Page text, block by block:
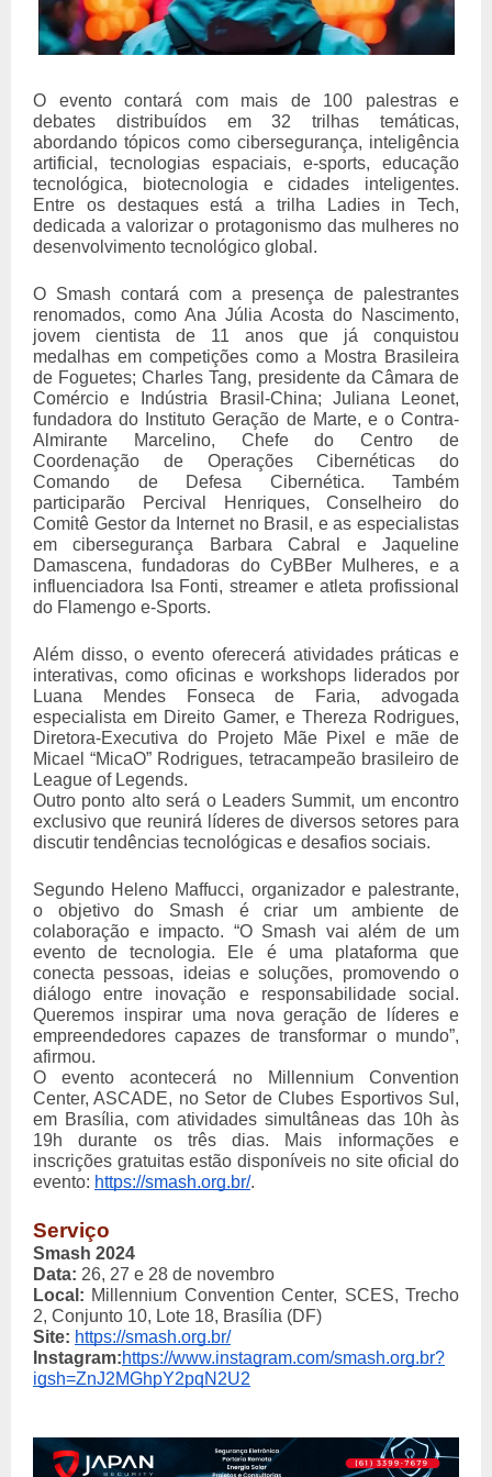
O evento contará com mais de 100 palestras e
debates distribuídos em 32 trilhas temáticas,
abordando tópicos como cibersegurança, inteligência
artificial, tecnologias espaciais, e-sports, educação
tecnológica, biotecnologia e cidades inteligentes.
Entre os destaques está a trilha Ladies in Tech,
dedicada a valorizar o protagonismo das mulheres no
desenvolvimento tecnológico global.
O Smash contará com a presença de palestrantes
renomados, como Ana Júlia Acosta do Nascimento,
jovem cientista de 11 anos que já conquistou
medalhas em competições como a Mostra Brasileira
de Foguetes; Charles Tang, presidente da Câmara de
Comércio e Indústria Brasil-China; Juliana Leonet,
fundadora do Instituto Geração de Marte, e o Contra-
Almirante Marcelino, Chefe do Centro de
Coordenação de Operações Cibernéticas do
Comando de Defesa Cibernética. Também
participarão Percival Henriques, Conselheiro do
Comitê Gestor da Internet no Brasil, e as especialistas
em cibersegurança Barbara Cabral e Jaqueline
Damascena, fundadoras do CyBBer Mulheres, e a
influenciadora Isa Fonti, streamer e atleta profissional
do Flamengo e-Sports.
Além disso, o evento oferecerá atividades práticas e
interativas, como oficinas e workshops liderados por
Luana Mendes Fonseca de Faria, advogada
especialista em Direito Gamer, e Thereza Rodrigues,
Diretora-Executiva do Projeto Mãe Pixel e mãe de
Micael “MicaO” Rodrigues, tetracampeão brasileiro de
League of Legends.
Outro ponto alto será o Leaders Summit, um encontro
exclusivo que reunirá líderes de diversos setores para
discutir tendências tecnológicas e desafios sociais.
Segundo Heleno Maffucci, organizador e palestrante,
o objetivo do Smash é criar um ambiente de
colaboração e impacto. “O Smash vai além de um
evento de tecnologia. Ele é uma plataforma que
conecta pessoas, ideias e soluções, promovendo o
diálogo entre inovação e responsabilidade social.
Queremos inspirar uma nova geração de líderes e
empreendedores capazes de transformar o mundo”,
afirmou.
O evento acontecerá no Millennium Convention
Center, ASCADE, no Setor de Clubes Esportivos Sul,
em Brasília, com atividades simultâneas das 10h às
19h durante os três dias. Mais informações e
inscrições gratuitas estão disponíveis no site oficial do
evento: https://smash.org.br/.
Serviço
Smash 2024
Data: 26, 27 e 28 de novembro
Local: Millennium Convention Center, SCES, Trecho
2, Conjunto 10, Lote 18, Brasília (DF)
Site: https://smash.org.br/
Instagram:https://www.instagram.com/smash.org.br?
igsh=ZnJ2MGhpY2pqN2U2